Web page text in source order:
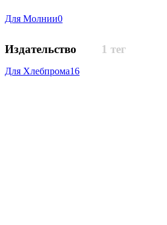
Для Молнии0
1 тег
Издательство
Для Хлебпрома16